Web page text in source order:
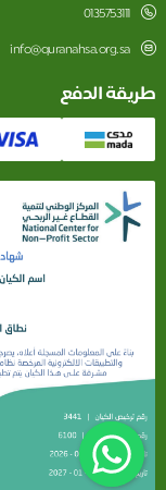
0135753111
info@quranahsa.org.sa
طريقة الدفع